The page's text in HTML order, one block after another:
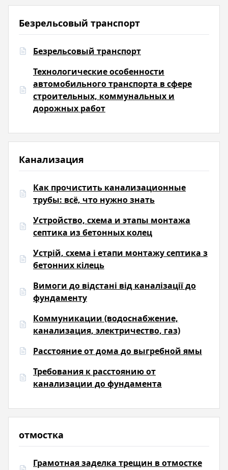
Безрельсовый транспорт
Безрельсовый транспорт
Технологические особенности
автомобильного транспорта в сфере
строительных, коммунальных и
дорожных работ
Канализация
Как прочистить канализационные
трубы: всё, что нужно знать
Устройство, схема и этапы монтажа
септика из бетонных колец
Устрій, схема і етапи монтажу септика з
бетонних кілець
Вимоги до відстані від каналізації до
фундаменту
Коммуникации (водоснабжение,
канализация, электричество, газ)
Расстояние от дома до выгребной ямы
Требования к расстоянию от
канализации до фундамента
отмостка
Грамотная заделка трещин в отмостке